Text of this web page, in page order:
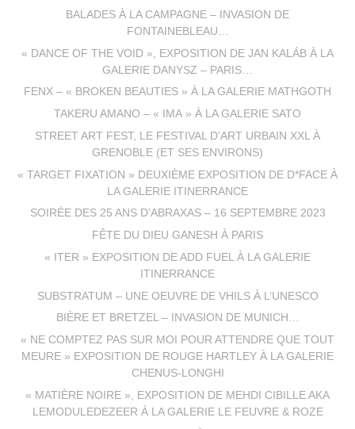
BALADES À LA CAMPAGNE – INVASION DE
FONTAINEBLEAU…
« DANCE OF THE VOID », EXPOSITION DE JAN KALÁB À LA
GALERIE DANYSZ – PARIS…
FENX – « BROKEN BEAUTIES » À LA GALERIE MATHGOTH
TAKERU AMANO – « IMA » À LA GALERIE SATO
STREET ART FEST, LE FESTIVAL D’ART URBAIN XXL À
GRENOBLE (ET SES ENVIRONS)
« TARGET FIXATION » DEUXIÈME EXPOSITION DE D*FACE À
LA GALERIE ITINERRANCE
SOIRÉE DES 25 ANS D’ABRAXAS – 16 SEPTEMBRE 2023
FÊTE DU DIEU GANESH À PARIS
« ITER » EXPOSITION DE ADD FUEL À LA GALERIE
ITINERRANCE
SUBSTRATUM – UNE OEUVRE DE VHILS À L’UNESCO
BIÈRE ET BRETZEL – INVASION DE MUNICH…
« NE COMPTEZ PAS SUR MOI POUR ATTENDRE QUE TOUT
MEURE » EXPOSITION DE ROUGE HARTLEY À LA GALERIE
CHENUS-LONGHI
« MATIÈRE NOIRE », EXPOSITION DE MEHDI CIBILLE AKA
LEMODULEDEZEER À LA GALERIE LE FEUVRE & ROZE